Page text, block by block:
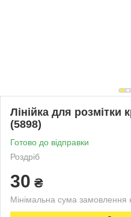
Лінійка для розмітки
(5898)
Готово до відправки
Роздріб
30 ₴
Мінімальна сума замовлення